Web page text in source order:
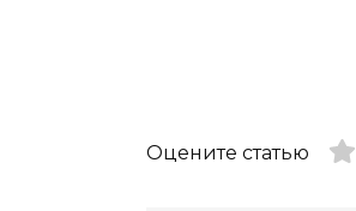
Оцените статью